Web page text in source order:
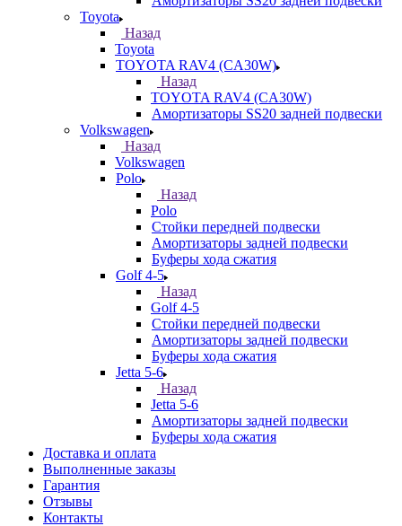
Toyota
Назад
Toyota
TOYOTA RAV4 (CA30W)
Назад
TOYOTA RAV4 (CA30W)
Амортизаторы SS20 задней подвески
Volkswagen
Назад
Volkswagen
Polo
Назад
Polo
Стойки передней подвески
Амортизаторы задней подвески
Буферы хода сжатия
Golf 4-5
Назад
Golf 4-5
Стойки передней подвески
Амортизаторы задней подвески
Буферы хода сжатия
Jetta 5-6
Назад
Jetta 5-6
Амортизаторы задней подвески
Буферы хода сжатия
Доставка и оплата
Выполненные заказы
Гарантия
Отзывы
Контакты